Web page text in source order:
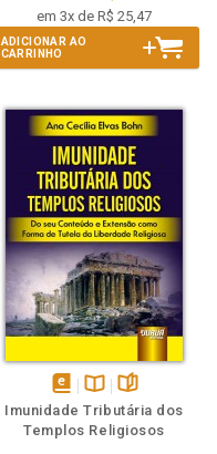
em 3x de R$ 25,47
ADICIONAR AO
CARRINHO
disponível
em
Disponível
na
páginas
Imunidade Tributária dos
Templos Religiosos
TambémFolheie